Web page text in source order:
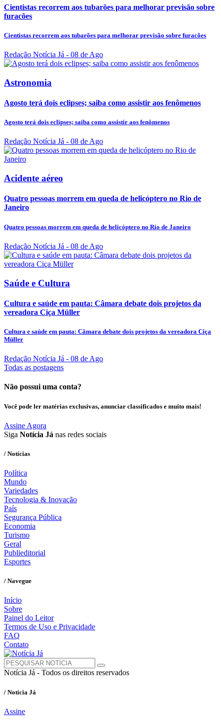
Cientistas recorrem aos tubarões para melhorar previsão sobre
furacões
Cientistas recorrem aos tubarões para melhorar previsão sobre furacões
Redação Notícia Já - 08 de Ago
Astronomia
Agosto terá dois eclipses; saiba como assistir aos fenômenos
Agosto terá dois eclipses; saiba como assistir aos fenômenos
Redação Notícia Já - 08 de Ago
Acidente aéreo
Quatro pessoas morrem em queda de helicóptero no Rio de
Janeiro
Quatro pessoas morrem em queda de helicóptero no Rio de Janeiro
Redação Notícia Já - 08 de Ago
Saúde e Cultura
Cultura e saúde em pauta: Câmara debate dois projetos da
vereadora Ciça Müller
Cultura e saúde em pauta: Câmara debate dois projetos da vereadora Ciça
Müller
Redação Notícia Já - 08 de Ago
Todas as postagens
Não possui uma conta?
Você pode ler matérias exclusivas, anunciar classificados e muito mais!
Assine Agora
Siga Notícia Já nas redes sociais
/ Notícias
Política
Mundo
Variedades
Tecnologia & Inovação
País
Segurança Pública
Economia
Turismo
Geral
Publieditorial
Esportes
/ Navegue
Início
Sobre
Painel do Leitor
Termos de Uso e Privacidade
FAQ
Contato
Notícia Já - Todos os direitos reservados
/ Notícia Já
Assine